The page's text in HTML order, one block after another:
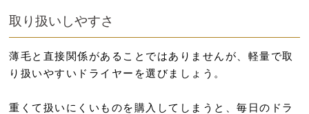
取り扱いしやすさ
薄毛と直接関係があることではありませんが、軽量で取
り扱いやすいドライヤーを選びましょう。
重くて扱いにくいものを購入してしまうと、毎日のドラ